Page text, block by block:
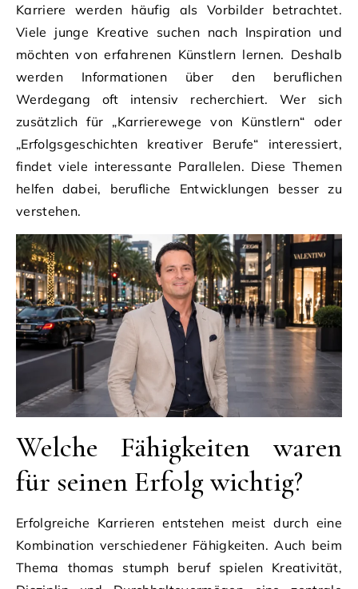
Karriere werden häufig als Vorbilder betrachtet.
Viele junge Kreative suchen nach Inspiration und
möchten von erfahrenen Künstlern lernen. Deshalb
werden Informationen über den beruflichen
Werdegang oft intensiv recherchiert. Wer sich
zusätzlich für „Karrierewege von Künstlern“ oder
„Erfolgsgeschichten kreativer Berufe“ interessiert,
findet viele interessante Parallelen. Diese Themen
helfen dabei, berufliche Entwicklungen besser zu
verstehen.
Welche Fähigkeiten waren
für seinen Erfolg wichtig?
Erfolgreiche Karrieren entstehen meist durch eine
Kombination verschiedener Fähigkeiten. Auch beim
Thema thomas stumph beruf spielen Kreativität,